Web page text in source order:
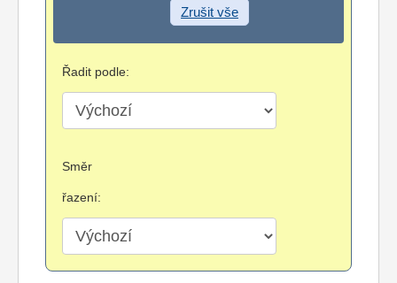
Zrušit vše
Řadit podle:
Směr
řazení: